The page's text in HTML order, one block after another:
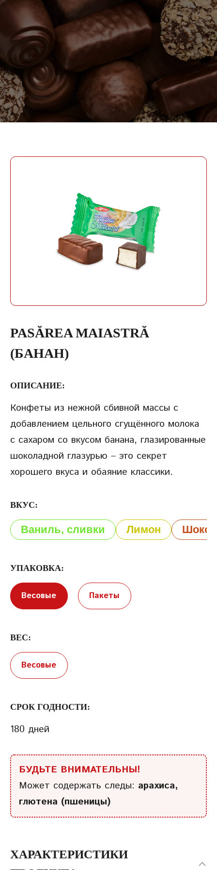
PASĂREA MAIASTRĂ
(БАНАН)
ОПИСАНИЕ:
Конфеты из нежной сбивной массы с
добавлением цельного сгущённого молока
с сахаром со вкусом банана, глазированные
шоколадной глазурью – это секрет
хорошего вкуса и обаяние классики.
ВКУС:
Ваниль, сливки Лимон
УПАКОВКА:
Весовые Пакеты
ВЕС:
Весовые
СРОК ГОДНОСТИ:
180 дней
БУДЬТЕ ВНИМАТЕЛЬНЫ!
Может содержать следы: арахиса,
глютена (пшеницы)
ХАРАКТЕРИСТИКИ
PHONE
ДАТА РОЖДЕНИЯ
Условия предоставления услуг
Политика
конфиденциальности
ПАРОЛЬ
Забыли пароль?
ВОЙТИ
ОТПРАВИТЬ
СОЗДАТЬ УЧЕТНУЮ ЗАПИСЬ
ВОЙТИ
PHONE
СОЗДАТЬ УЧЕТНУЮ
ЗАПИСЬ